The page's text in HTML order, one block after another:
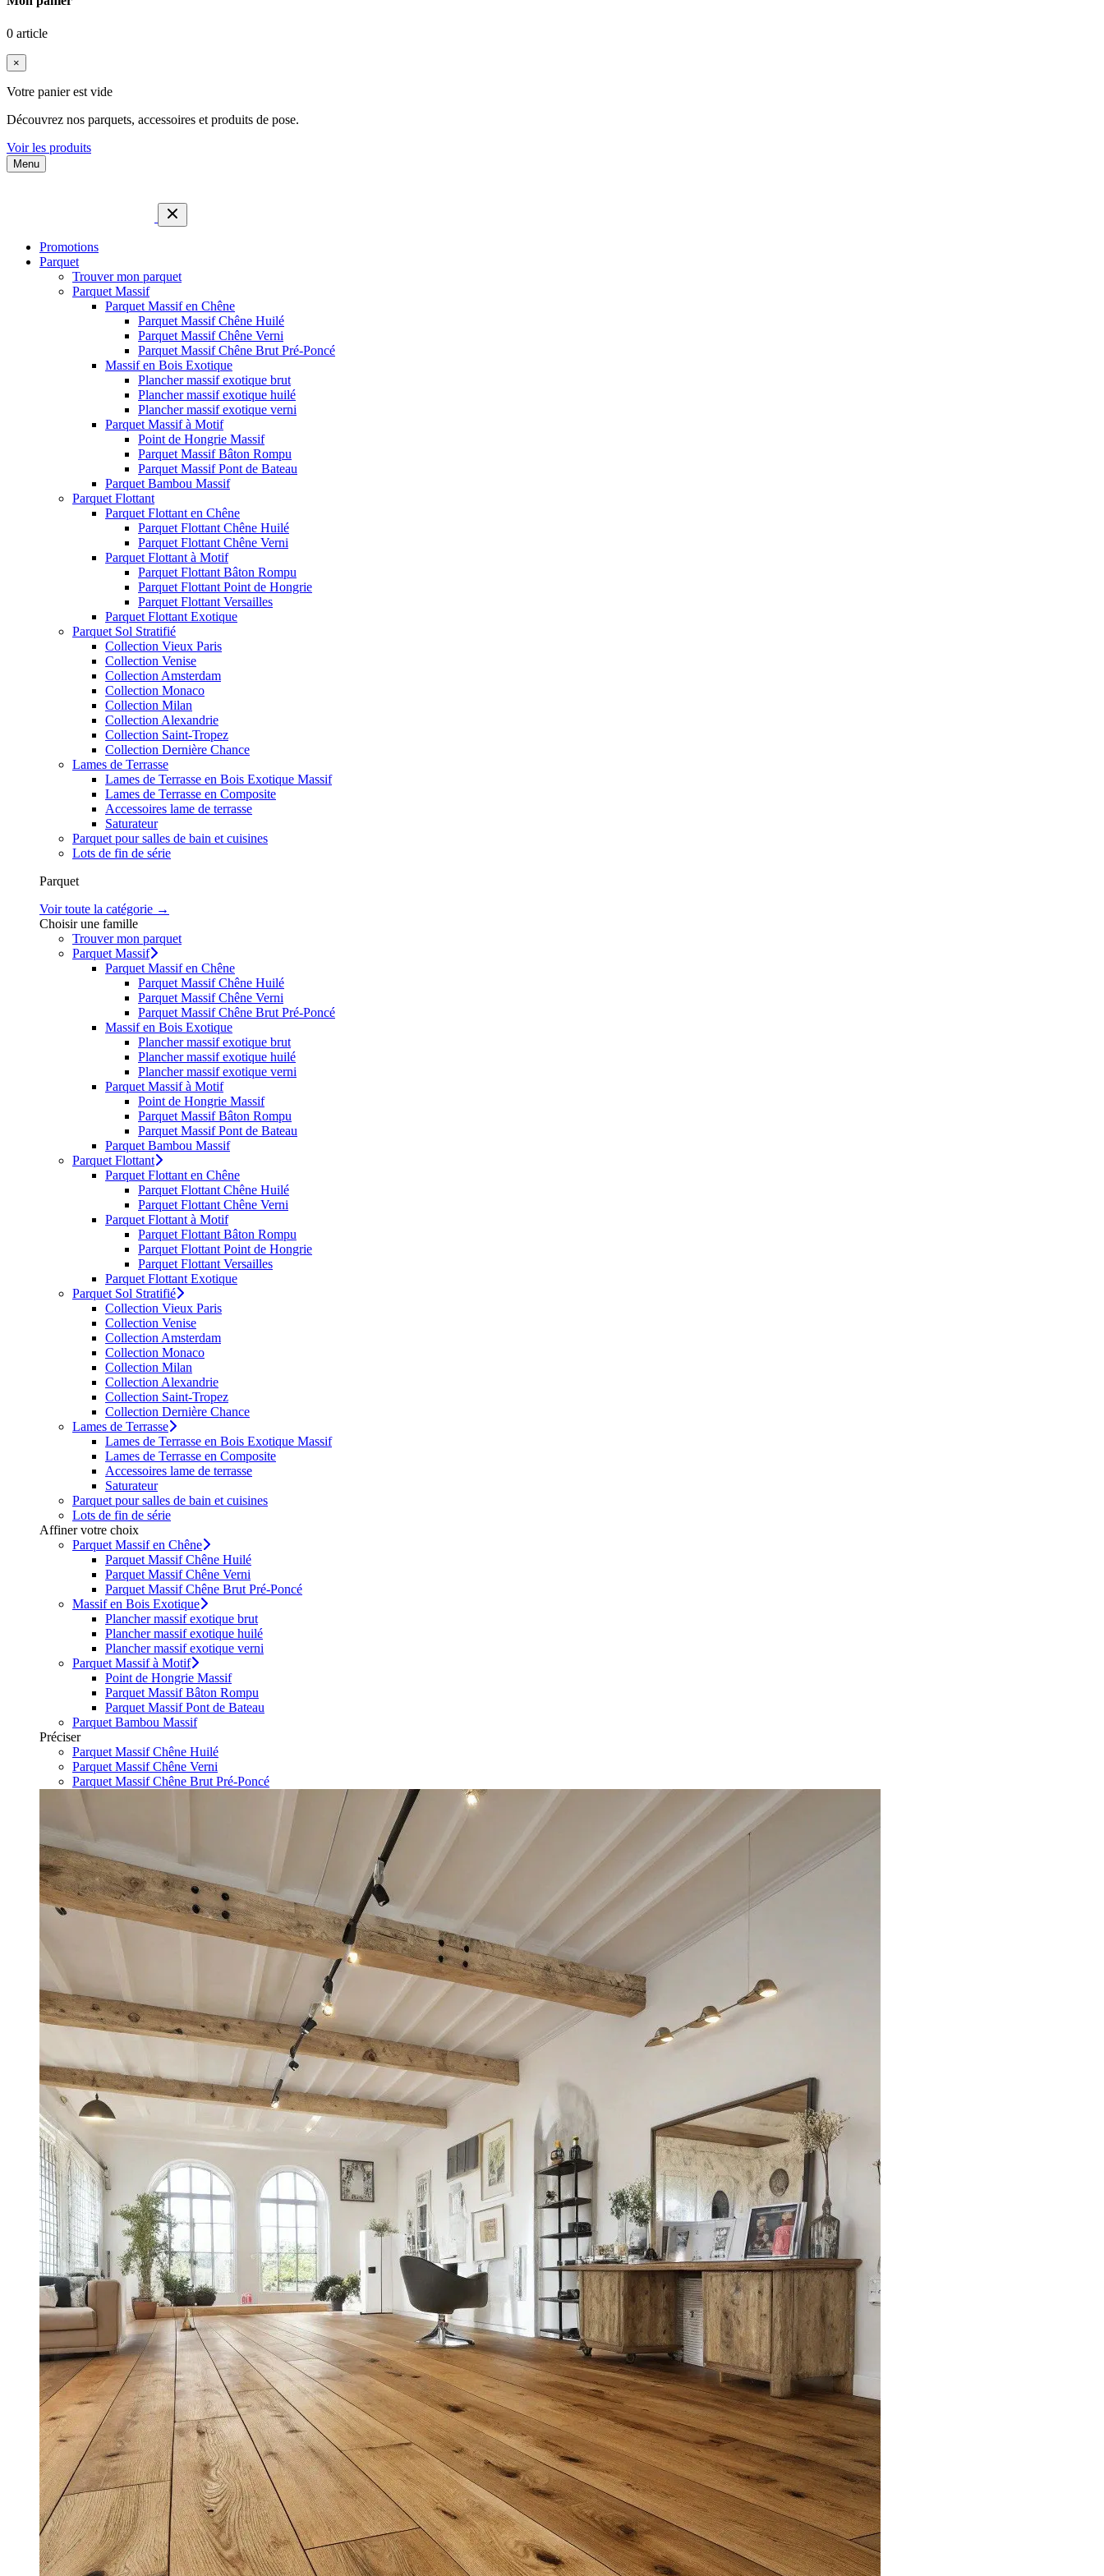
0 article
×
Votre panier est vide
Découvrez nos parquets, accessoires et produits de pose.
Voir les produits
Menu
Promotions
Parquet
Trouver mon parquet
Parquet Massif
Parquet Massif en Chêne
Parquet Massif Chêne Huilé
Parquet Massif Chêne Verni
Parquet Massif Chêne Brut Pré-Poncé
Massif en Bois Exotique
Plancher massif exotique brut
Plancher massif exotique huilé
Plancher massif exotique verni
Parquet Massif à Motif
Point de Hongrie Massif
Parquet Massif Bâton Rompu
Parquet Massif Pont de Bateau
Parquet Bambou Massif
Parquet Flottant
Parquet Flottant en Chêne
Parquet Flottant Chêne Huilé
Parquet Flottant Chêne Verni
Parquet Flottant à Motif
Parquet Flottant Bâton Rompu
Parquet Flottant Point de Hongrie
Parquet Flottant Versailles
Parquet Flottant Exotique
Parquet Sol Stratifié
Collection Vieux Paris
Collection Venise
Collection Amsterdam
Collection Monaco
Collection Milan
Collection Alexandrie
Collection Saint-Tropez
Collection Dernière Chance
Lames de Terrasse
Lames de Terrasse en Bois Exotique Massif
Lames de Terrasse en Composite
Accessoires lame de terrasse
Saturateur
Parquet pour salles de bain et cuisines
Lots de fin de série
Parquet
Voir toute la catégorie →
Choisir une famille
Trouver mon parquet
Parquet Massif
Parquet Massif en Chêne
Parquet Massif Chêne Huilé
Parquet Massif Chêne Verni
Parquet Massif Chêne Brut Pré-Poncé
Massif en Bois Exotique
Plancher massif exotique brut
Plancher massif exotique huilé
Plancher massif exotique verni
Parquet Massif à Motif
Point de Hongrie Massif
Parquet Massif Bâton Rompu
Parquet Massif Pont de Bateau
Parquet Bambou Massif
Parquet Flottant
Parquet Flottant en Chêne
Parquet Flottant Chêne Huilé
Parquet Flottant Chêne Verni
Parquet Flottant à Motif
Parquet Flottant Bâton Rompu
Parquet Flottant Point de Hongrie
Parquet Flottant Versailles
Parquet Flottant Exotique
Parquet Sol Stratifié
Collection Vieux Paris
Collection Venise
Collection Amsterdam
Collection Monaco
Collection Milan
Collection Alexandrie
Collection Saint-Tropez
Collection Dernière Chance
Lames de Terrasse
Lames de Terrasse en Bois Exotique Massif
Lames de Terrasse en Composite
Accessoires lame de terrasse
Saturateur
Parquet pour salles de bain et cuisines
Lots de fin de série
Affiner votre choix
Parquet Massif en Chêne
Parquet Massif Chêne Huilé
Parquet Massif Chêne Verni
Parquet Massif Chêne Brut Pré-Poncé
Massif en Bois Exotique
Plancher massif exotique brut
Plancher massif exotique huilé
Plancher massif exotique verni
Parquet Massif à Motif
Point de Hongrie Massif
Parquet Massif Bâton Rompu
Parquet Massif Pont de Bateau
Parquet Bambou Massif
Préciser
Parquet Massif Chêne Huilé
Parquet Massif Chêne Verni
Parquet Massif Chêne Brut Pré-Poncé